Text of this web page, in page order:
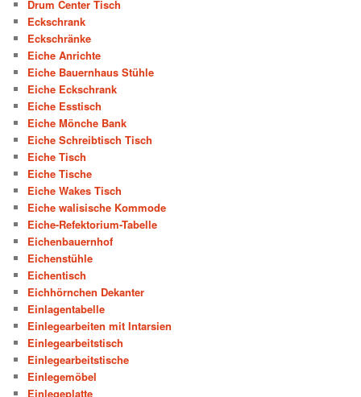
Drum Center Tisch
Eckschrank
Eckschränke
Eiche Anrichte
Eiche Bauernhaus Stühle
Eiche Eckschrank
Eiche Esstisch
Eiche Mönche Bank
Eiche Schreibtisch Tisch
Eiche Tisch
Eiche Tische
Eiche Wakes Tisch
Eiche walisische Kommode
Eiche-Refektorium-Tabelle
Eichenbauernhof
Eichenstühle
Eichentisch
Eichhörnchen Dekanter
Einlagentabelle
Einlegearbeiten mit Intarsien
Einlegearbeitstisch
Einlegearbeitstische
Einlegemöbel
Einlegeplatte